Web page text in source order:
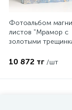
Фотоальбом
листов "Мрамор с
золотыми
10 872 тг /шт